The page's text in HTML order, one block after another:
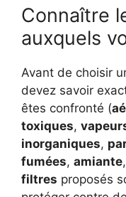
Connaître
auxquels
Avant de choisir
devez savoir
êtes confronté (
toxiques,
inorganiques,
fumées, amiante,
filtres proposés